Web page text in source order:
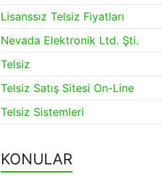
Lisanssız Telsiz Fiyatları
Nevada Elektronik Ltd. Şti.
Telsiz
Telsiz Satış Sitesi On-Line
Telsiz Sistemleri
KONULAR